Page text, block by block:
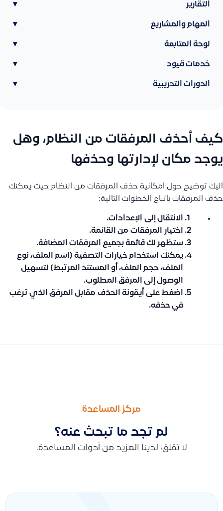
التقارير ▾
المهام والمشاريع ▾
لوحة المتابعة ▾
خدمات قيود ▾
الدورات التدريبية ▾
كيف أحذف المرفقات من النظام، وهل
يوجد مكان لإدارتها وحذفها
اليك توضيح حول امكانية حذف المرفقات من النظام حيث يمكنك
حذف المرفقات باتباع الخطوات التالية:
الانتقال إلى الإعدادات.
اختيار المرفقات من القائمة.
ستظهر لك قائمة بجميع المرفقات المضافة.
يمكنك استخدام خيارات التصفية (اسم الملف، نوع
الملف، حجم الملف، أو المستند المرتبط) لتسهيل
الوصول إلى المرفق المطلوب.
اضغط على أيقونة الحذف مقابل المرفق الذي ترغب
في حذفه.
مركز المساعدة
لم تجد ما تبحث عنه؟
لا تقلق، لدينا المزيد من أدوات المساعدة.